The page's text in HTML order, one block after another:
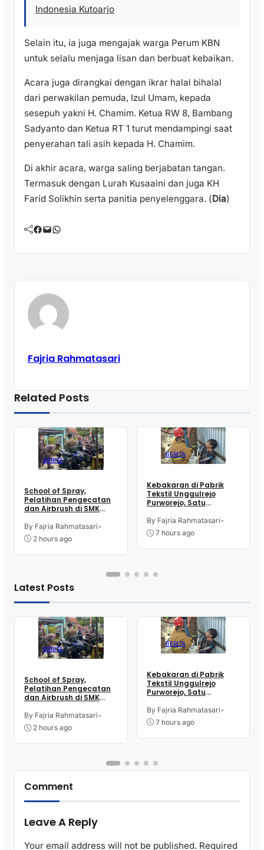
Indonesia Kutoarjo
Selain itu, ia juga mengajak warga Perum KBN
untuk selalu menjaga lisan dan berbuat kebaikan.
Acara juga dirangkai dengan ikrar halal bihalal
dari perwakilan pemuda, Izul Umam, kepada
sesepuh yakni H. Chamim. Ketua RW 8, Bambang
Sadyanto dan Ketua RT 1 turut mendampingi saat
penyerahan tali asih kepada H. Chamim.
Di akhir acara, warga saling berjabatan tangan.
Termasuk dengan Lurah Kusaaini dan juga KH
Farid Solikhin serta panitia penyelenggara. (Dia)
Facebook Mail WhatsApp
Fajria Rahmatasari
Related Posts
BERITA
School of Spray,
Pelatihan Pengecatan
dan Airbrush di SMK
Kutoarjo
By Fajria Rahmatasari•
2 hours ago
BERITA
Kebakaran di Pabrik
Tekstil Unggulrejo
Purworejo, Satu
Tulang, Petugas
Damkar Sesak Nafas
By Fajria Rahmatasari•
7 hours ago
Latest Posts
BERITA
School of Spray,
Pelatihan Pengecatan
dan Airbrush di SMK
Kutoarjo
By Fajria Rahmatasari•
2 hours ago
BERITA
Kebakaran di Pabrik
Tekstil Unggulrejo
Purworejo, Satu
Tulang, Petugas
Damkar Sesak Nafas
By Fajria Rahmatasari•
7 hours ago
Comment
Leave A Reply
Your email address will not be published. Required